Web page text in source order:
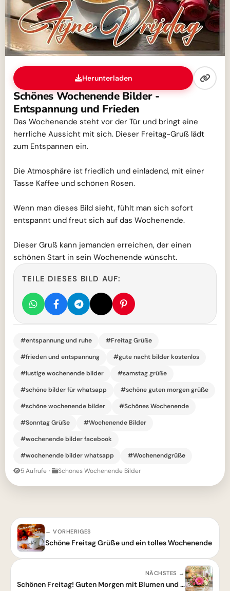
Herunterladen
Schönes Wochenende Bilder -
Entspannung und Frieden
Das Wochenende steht vor der Tür und bringt eine
herrliche Aussicht mit sich. Dieser Freitag-Gruß lädt
zum Entspannen ein.
Die Atmosphäre ist friedlich und einladend, mit einer
Tasse Kaffee und schönen Rosen.
Wenn man dieses Bild sieht, fühlt man sich sofort
entspannt und freut sich auf das Wochenende.
Dieser Gruß kann jemanden erreichen, der einen
schönen Start in sein Wochenende wünscht.
TEILE DIESES BILD AUF:
#entspannung und ruhe
#Freitag Grüße
#frieden und entspannung
#gute nacht bilder kostenlos
#lustige wochenende bilder
#samstag grüße
#schöne bilder für whatsapp
#schöne guten morgen grüße
#schöne wochenende bilder
#Schönes Wochenende
#Sonntag Grüße
#Wochenende Bilder
#wochenende bilder facebook
#wochenende bilder whatsapp
#Wochenendgrüße
5 Aufrufe · Schönes Wochenende Bilder
← VORHERIGES
Schöne Freitag Grüße und ein tolles Wochenende
NÄCHSTES →
Schönen Freitag! Guten Morgen mit Blumen und Freude